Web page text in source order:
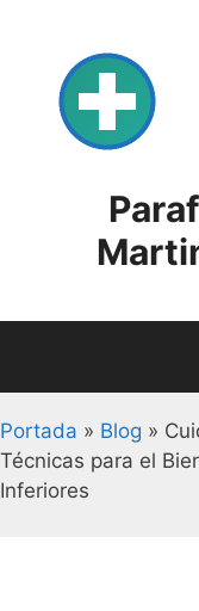
content
Portada » Blog »
Técnicas para el
Inferiores